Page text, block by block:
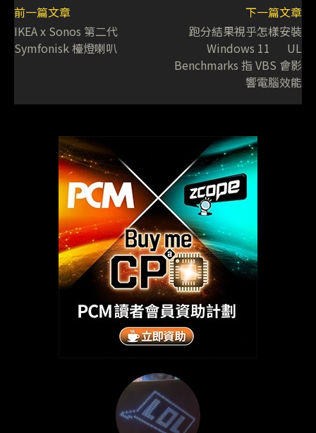
前一篇文章
IKEA x Sonos 第二代
Symfonisk 檯燈喇叭
下一篇文章
跑分結果視乎怎樣安裝
Windows 11 UL
Benchmarks 指 VBS 會影
響電腦效能